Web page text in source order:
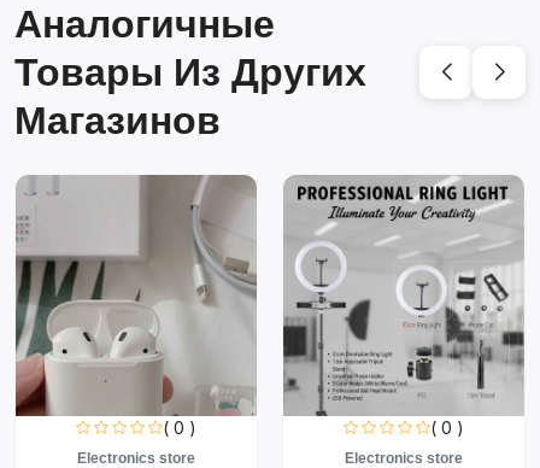
Аналогичные
Товары Из Других
Магазинов
( 0 )
Electronics store
( 0 )
Electronics store